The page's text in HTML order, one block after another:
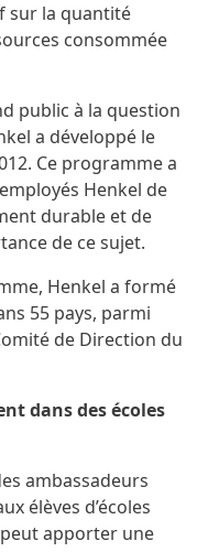
sur la quantité
consommée
public à la question
a développé le
Ce programme a
Henkel de
durable et de
de ce sujet.
Henkel a formé
55 pays, parmi
de Direction du
dans des écoles
ambassadeurs
élèves d’écoles
apporter une